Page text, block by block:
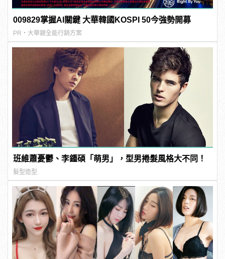
009829掌握AI關鍵 大華韓國KOSPI 50今強勢開募
PR・大華銀全能行銷方案
班維蕭憂鬱、李鍾碩「萌男」，型男捲髮風格大不同！
髮型造型